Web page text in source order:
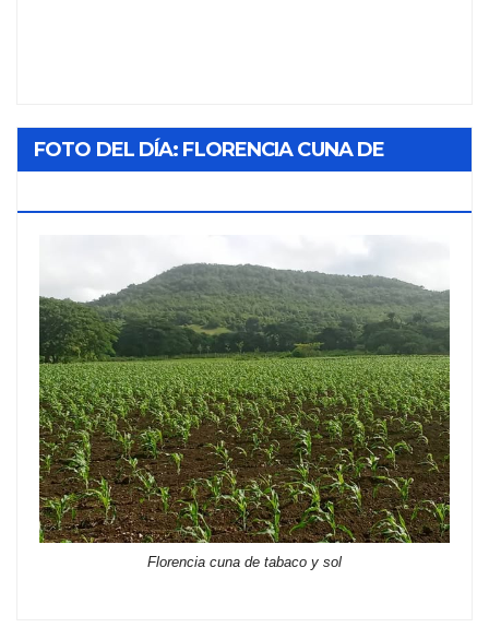
FOTO DEL DÍA: FLORENCIA CUNA DE
Florencia cuna de tabaco y sol